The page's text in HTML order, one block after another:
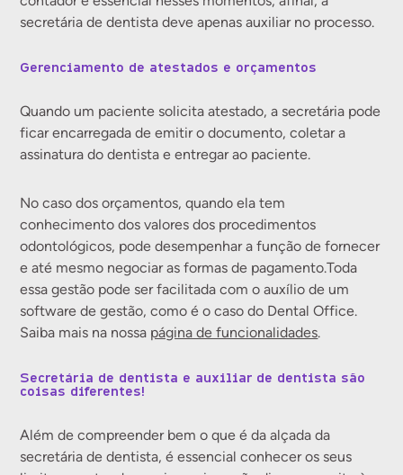
secretária de dentista deve apenas auxiliar no processo.
Gerenciamento de atestados e orçamentos
Quando um paciente solicita atestado, a secretária pode
ficar encarregada de emitir o documento, coletar a
assinatura do dentista e entregar ao paciente.
No caso dos orçamentos, quando ela tem
conhecimento dos valores dos procedimentos
odontológicos, pode desempenhar a função de fornecer
e até mesmo negociar as formas de pagamento.Toda
essa gestão pode ser facilitada com o auxílio de um
software de gestão, como é o caso do Dental Office.
Saiba mais na nossa página de funcionalidades.
Secretária de dentista e auxiliar de dentista são
coisas diferentes!
Além de compreender bem o que é da alçada da
secretária de dentista, é essencial conhecer os seus